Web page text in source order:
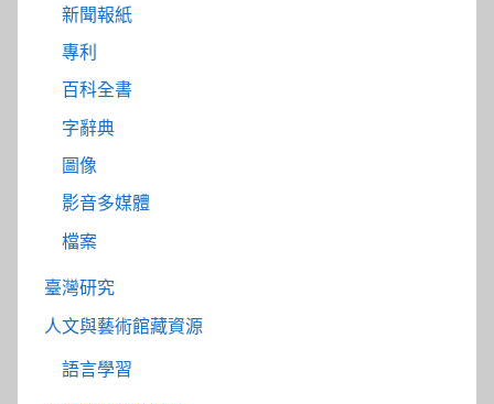
新聞報紙
專利
百科全書
字辭典
圖像
影音多媒體
檔案
臺灣研究
人文與藝術館藏資源
語言學習